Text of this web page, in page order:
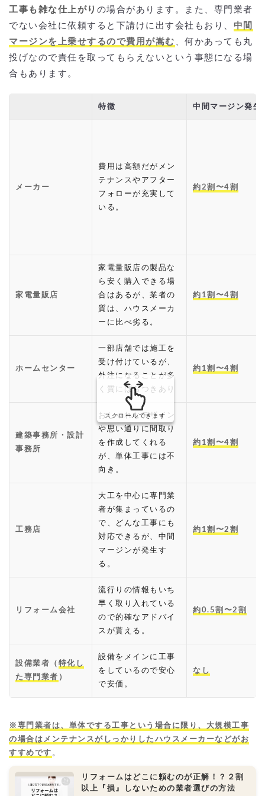
工事も雑な仕上がり の場合があります。また、専門業者
でない会社に依頼すると下請けに出す会社もおり、 中間
マージンを上乗せするので費用が嵩む 、何かあっても丸
投げなので責任を取ってもらえないという事態になる場
合もあります。
特徴 中間マージン発生
メーカー
費用は高額だがメン
テナンスやアフター
フォローが充実して
いる。
約2割〜4割
家電量販店
家電量販店の製品な
ら安く購入できる場
合はあるが、業者の
質は、ハウスメーカ
ーに比べ劣る。
約1割〜4割
ホームセンター
一部店舗では施工を
受け付けているが、
外注になることが多
く質にばらつきあり
約1割〜4割
建築事務所・設計
事務所
おしゃれなデザイン
や思い通りに間取り
を作成してくれる
が、単体工事には不
向き。
約1割〜4割
工務店
大工を中心に専門業
者が集まっているの
で、どんな工事にも
対応できるが、中間
マージンが発生す
る。
約1割〜2割
リフォーム会社
流行りの情報もいち
早く取り入れている
ので的確なアドバイ
スが貰える。
約0.5割〜2割
設備業者（ 特化し
た専門業者 ）
設備をメインに工事
をしているので安心
で安価。
なし
スクロールできます
※専門業者は、単体でする工事という場合に限り、大規模工事
の場合はメンテナンスがしっかりしたハウスメーカーなどがお
すすめです 。
リフォームはどこに頼むのが正解！？２割
以上『損』しないための業者選びの方法